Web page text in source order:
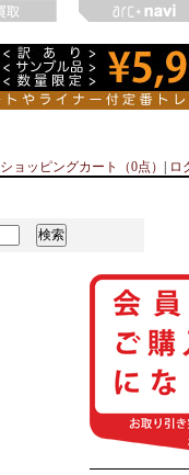
ショッピングカート（0点）
ロ